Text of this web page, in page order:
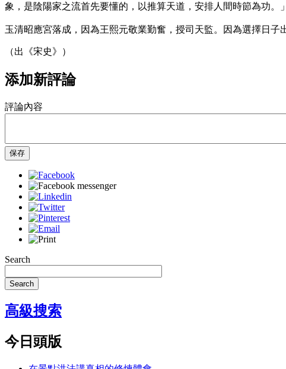
象，是陰陽家之流首先要懂的，以推算天道，安排人間時節為功。
玉清昭應宮落成，因為王熙元敬業勤奮，授司天監。因為選擇日
（出《宋史》）
添加新評論
評論內容
保存
Search
Search
高級搜索
今日頭版